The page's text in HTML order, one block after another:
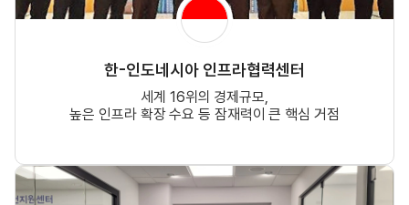
한-인도네시아 인프라협력센터
세계 16위의 경제규모,
높은 인프라 확장 수요 등 잠재력이 큰 핵심 거점